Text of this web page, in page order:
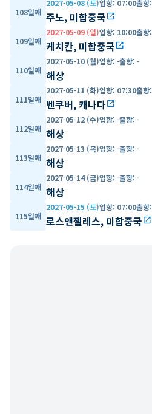
108일째
2027-05-08 (토)입항: 07:00출항:
주노, 미합중국open_in_new
109일째
2027-05-09 (일)입항: 10:00출항:
케치칸, 미합중국open_in_new
110일째
2027-05-10 (월)입항: -출항: -
해상
111일째
2027-05-11 (화)입항: 07:30출항:
벤쿠버, 캐나다open_in_new
112일째
2027-05-12 (수)입항: -출항: -
해상
113일째
2027-05-13 (목)입항: -출항: -
해상
114일째
2027-05-14 (금)입항: -출항: -
해상
115일째
2027-05-15 (토)입항: 07:00출항:
로스앤젤레스, 미합중국open_in_new